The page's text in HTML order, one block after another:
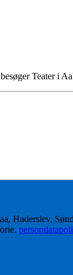
Teater i
Haderslev,